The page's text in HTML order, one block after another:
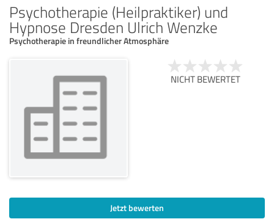
Psychotherapie (Heilpraktiker) und
Hypnose Dresden Ulrich Wenzke
Psychotherapie in freundlicher Atmosphäre
NICHT BEWERTET
Jetzt bewerten